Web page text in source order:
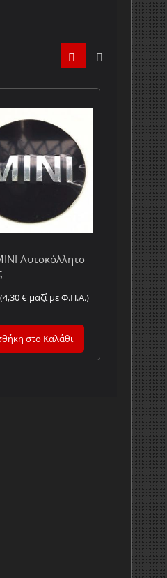
Αυτοκόλλητο
(4,30€μαζί με Φ.Π.Α.)
στο Καλάθι